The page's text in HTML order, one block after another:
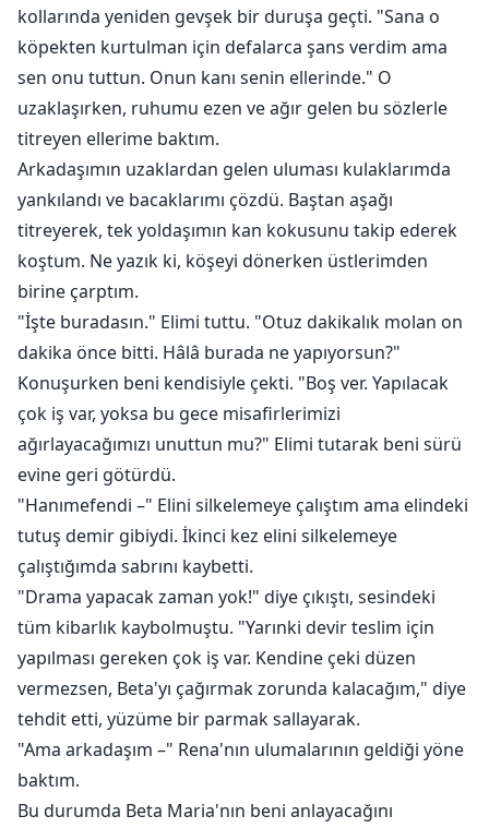
kollarında yeniden gevşek bir duruşa geçti. "Sana o
köpekten kurtulman için defalarca şans verdim ama
sen onu tuttun. Onun kanı senin ellerinde." O
uzaklaşırken, ruhumu ezen ve ağır gelen bu sözlerle
titreyen ellerime baktım.
Arkadaşımın uzaklardan gelen uluması kulaklarımda
yankılandı ve bacaklarımı çözdü. Baştan aşağı
titreyerek, tek yoldaşımın kan kokusunu takip ederek
koştum. Ne yazık ki, köşeyi dönerken üstlerimden
birine çarptım.
"İşte buradasın." Elimi tuttu. "Otuz dakikalık molan on
dakika önce bitti. Hâlâ burada ne yapıyorsun?"
Konuşurken beni kendisiyle çekti. "Boş ver. Yapılacak
çok iş var, yoksa bu gece misafirlerimizi
ağırlayacağımızı unuttun mu?" Elimi tutarak beni sürü
evine geri götürdü.
"Hanımefendi –" Elini silkelemeye çalıştım ama elindeki
tutuş demir gibiydi. İkinci kez elini silkelemeye
çalıştığımda sabrını kaybetti.
"Drama yapacak zaman yok!" diye çıkıştı, sesindeki
tüm kibarlık kaybolmuştu. "Yarınki devir teslim için
yapılması gereken çok iş var. Kendine çeki düzen
vermezsen, Beta'yı çağırmak zorunda kalacağım," diye
tehdit etti, yüzüme bir parmak sallayarak.
"Ama arkadaşım –" Rena'nın ulumalarının geldiği yöne
baktım.
Bu durumda Beta Maria'nın beni anlayacağını